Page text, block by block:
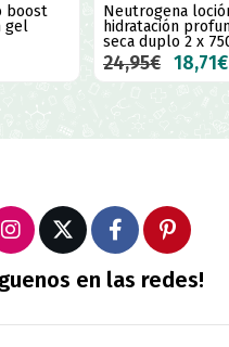
boost
gel
Neutrogena
hidratación
seca duplo 2 x
24,95€ 18,71€
en las redes!